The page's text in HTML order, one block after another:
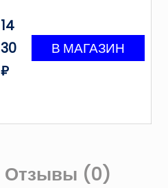
14
30
₽
Отзывы (0)